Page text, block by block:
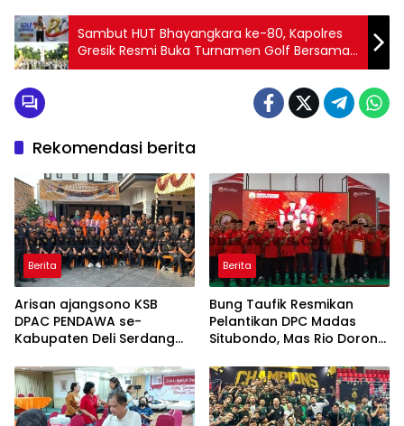
Sambut HUT Bhayangkara ke-80, Kapolres
Gresik Resmi Buka Turnamen Golf Bersama
Forkopimda Perkuat Sinergi Lintas Sektor
Rekomendasi berita
Berita
Arisan ajangsono KSB
DPAC PENDAWA se-
Kabupaten Deli Serdang
Kebersamaan di Gelar di
DPAC Kec. GALANG
Berita
Bung Taufik Resmikan
Pelantikan DPC Madas
Situbondo, Mas Rio Dorong
Warga Miskin